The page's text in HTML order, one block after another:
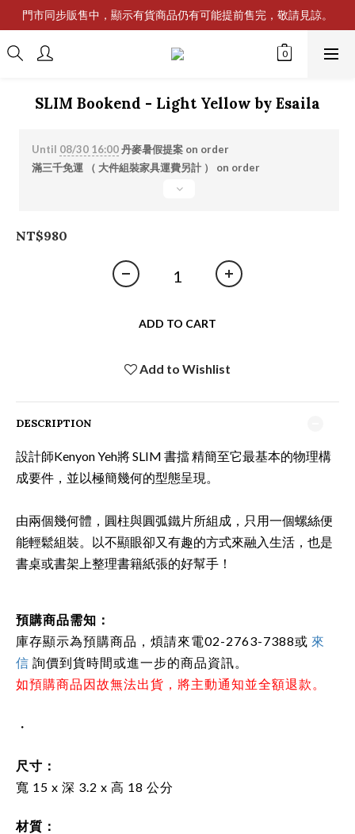
門市同步販售中，顯示有貨商品仍有可能提前售完，敬請見諒。
SLIM Bookend - Light Yellow by Esaila
Until 08/30 16:00丹麥暑假提案 on order
滿三千免運 （ 大件組裝家具運費另計 ） on order
NT$980
ADD TO CART
Add to Wishlist
DESCRIPTION
設計師Kenyon Yeh將 SLIM 書擋 精簡至它最基本的物理構
成要件，並以極簡幾何的型態呈現。
由兩個幾何體，圓柱與圓弧鐵片所組成，只用一個螺絲便
能輕鬆組裝。以不顯眼卻又有趣的方式來融入生活，也是
書桌或書架上整理書籍紙張的好幫手！
預購商品需知：
庫存顯示為預購商品，煩請來電02-2763-7388或 來
信 詢價到貨時間或進一步的商品資訊。
如預購商品因故無法出貨，將主動通知並全額退款。
・
尺寸：
寬 15 x 深 3.2 x 高 18 公分
材質：